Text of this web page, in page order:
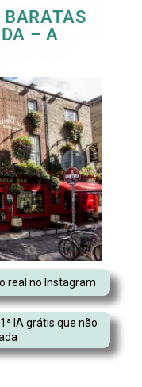
BARATAS
– A
real no Instagram
IA grátis que não